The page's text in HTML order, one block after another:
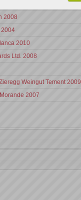
2008
2004
2010
Ltd. 2008
Weingut Tement 2009
2007